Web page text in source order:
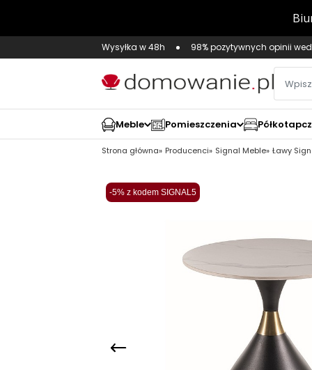
Wysyłka w 48h 98% pozytywnych opinii
Meble Pomieszczenia
Strona główna Producenci Signal Meble Ławy
-5% z kodem SIGNAL5